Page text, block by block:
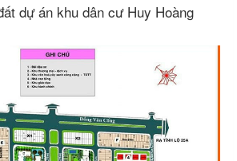
dự án khu dân cư Huy Hoàng